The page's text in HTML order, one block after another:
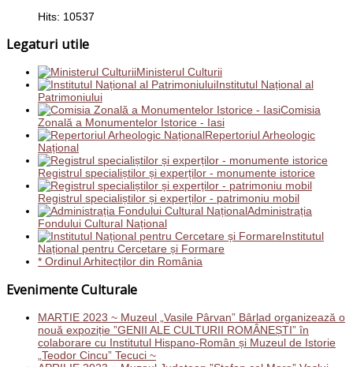
Hits: 10537
Legaturi utile
Ministerul Culturii
Institutul Național al
Patrimoniului
Comisia
Zonală a Monumentelor Istorice - Iasi
Repertoriul Arheologic
Național
Registrul specialiștilor și experților - monumente istorice
Registrul specialiștilor și experților - patrimoniu mobil
Administrația
Fondului Cultural Național
Institutul
Național pentru Cercetare și Formare
* Ordinul Arhitecților din România
Evenimente Culturale
MARTIE 2023 ~ Muzeul „Vasile Pârvan” Bârlad organizează o
nouă expoziție ”GENII ALE CULTURII ROMÂNEȘTI” în
colaborare cu Institutul Hispano-Român și Muzeul de Istorie
„Teodor Cincu” Tecuci ~